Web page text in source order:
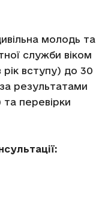
молодь та
служби віком
рік вступу) до 30
результатами
та перевірки